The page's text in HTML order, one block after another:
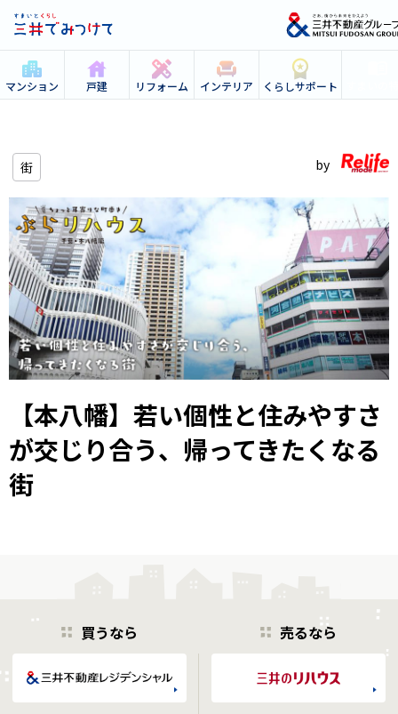
マンション 戸建 リフォーム インテリア くらしサポート
街
【本八幡】若い個性と住みやすさ
が交じり合う、帰ってきたくなる
街
買うなら 売るなら